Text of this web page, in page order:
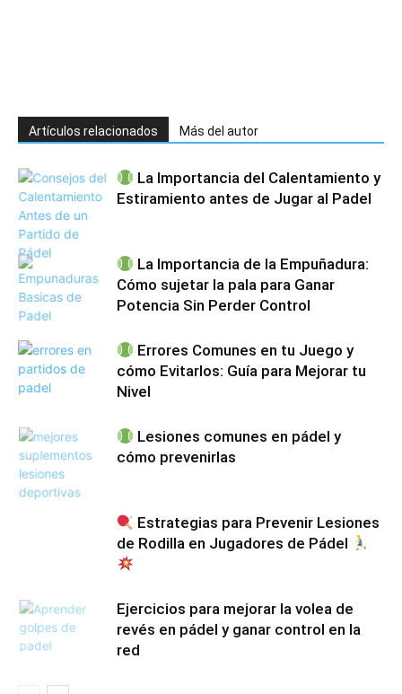
Artículos relacionados Más del autor
La Importancia del Calentamiento y
Estiramiento antes de Jugar al Padel
La Importancia de la Empuñadura:
Cómo sujetar la pala para Ganar
Potencia Sin Perder Control
Errores Comunes en tu Juego y
cómo Evitarlos: Guía para Mejorar tu
Nivel
Lesiones comunes en pádel y
cómo prevenirlas
Estrategias para Prevenir Lesiones
de Rodilla en Jugadores de Pádel
Ejercicios para mejorar la volea de
revés en pádel y ganar control en la
red